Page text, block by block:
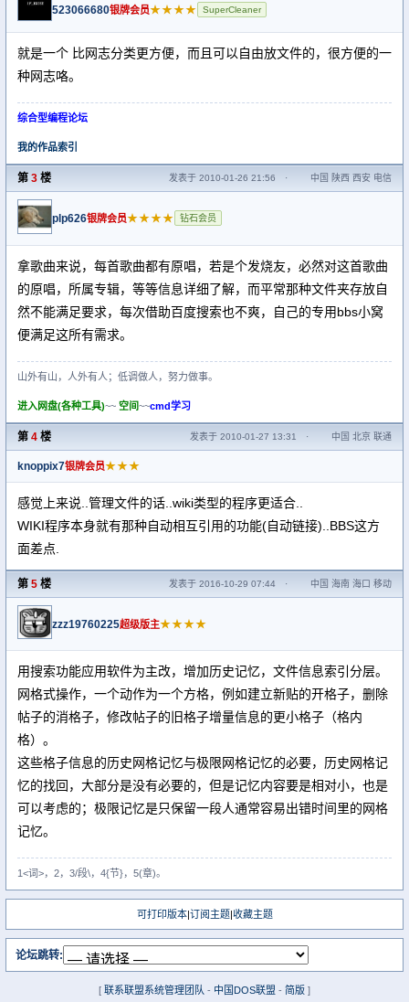
523066680银牌会员★★★★ SuperCleaner
就是一个 比网志分类更方便，而且可以自由放文件的，很方便的一
种网志咯。
综合型编程论坛
我的作品索引
第 3 楼 发表于 2010-01-26 21:56 · 中国 陕西 西安 电信
plp626银牌会员★★★★ 钻石会员
拿歌曲来说，每首歌曲都有原唱，若是个发烧友，必然对这首歌曲
的原唱，所属专辑，等等信息详细了解，而平常那种文件夹存放自
然不能满足要求，每次借助百度搜索也不爽，自己的专用bbs小窝
便满足这所有需求。
山外有山，人外有人；低调做人，努力做事。
进入网盘(各种工具)~~ 空间~~cmd学习
第 4 楼 发表于 2010-01-27 13:31 · 中国 北京 联通
knoppix7银牌会员★★★
感觉上来说..管理文件的话..wiki类型的程序更适合..
WIKI程序本身就有那种自动相互引用的功能(自动链接)..BBS这方
面差点.
第 5 楼 发表于 2016-10-29 07:44· 中国 海南 海口 移动
zzz19760225超级版主★★★★
用搜索功能应用软件为主改，增加历史记忆，文件信息索引分层。
网格式操作，一个动作为一个方格，例如建立新贴的开格子，删除
帖子的消格子，修改帖子的旧格子增量信息的更小格子（格内
格）。
这些格子信息的历史网格记忆与极限网格记忆的必要，历史网格记
忆的找回，大部分是没有必要的，但是记忆内容要是相对小，也是
可以考虑的；极限记忆是只保留一段人通常容易出错时间里的网格
记忆。
1<词>，2，3/段\，4{节}，5(章)。
可打印版本| 订阅主题| 收藏主题
论坛跳转:
[ 联系联盟系统管理团队 - 中国DOS联盟 - 简版 ]